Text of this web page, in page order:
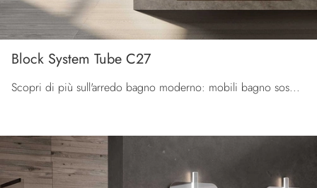
Block System Tube C27
Scopri di più sull'arredo bagno moderno: mobili bagno sospesi in melaminico come il modello Block System Tube C27 di Baxar ti attendono.